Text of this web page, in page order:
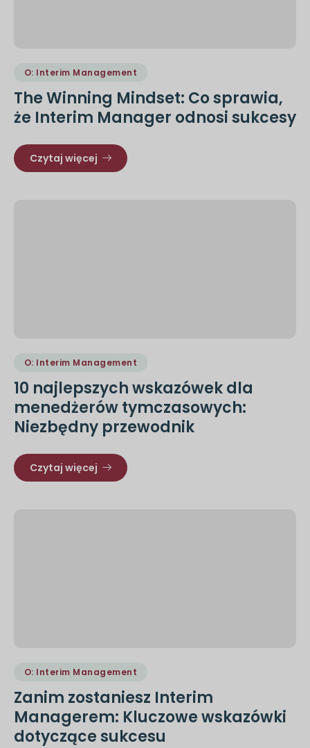
O: Interim Management
The Winning Mindset: Co sprawia,
że Interim Manager odnosi sukcesy
Czytaj więcej
O: Interim Management
10 najlepszych wskazówek dla
menedżerów tymczasowych:
Niezbędny przewodnik
Czytaj więcej
O: Interim Management
Zanim zostaniesz Interim
Managerem: Kluczowe wskazówki
dotyczące sukcesu